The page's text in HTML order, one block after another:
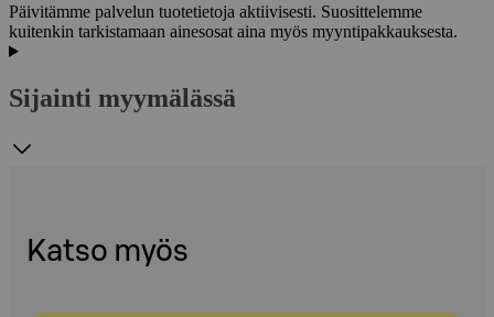
Päivitämme palvelun tuotetietoja aktiivisesti. Suosittelemme
kuitenkin tarkistamaan ainesosat aina myös myyntipakkauksesta.
Sijainti myymälässä
Katso myös